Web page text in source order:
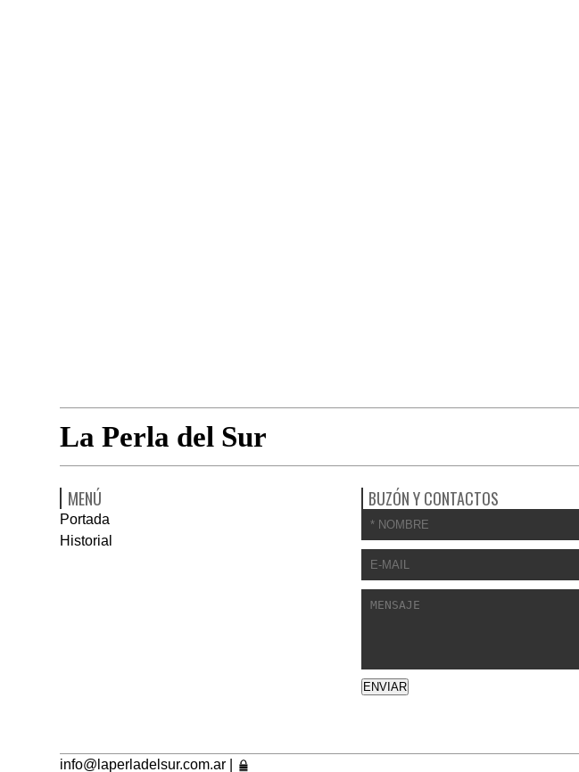
La Perla del Sur
MENÚ
Portada
Historial
BUZÓN Y CONTACTOS
info@laperladelsur.com.ar